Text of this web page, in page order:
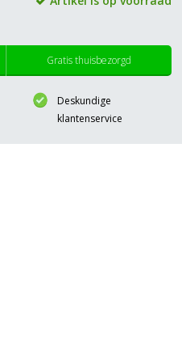
Gratis thuisbezorgd
Deskundige
klantenservice